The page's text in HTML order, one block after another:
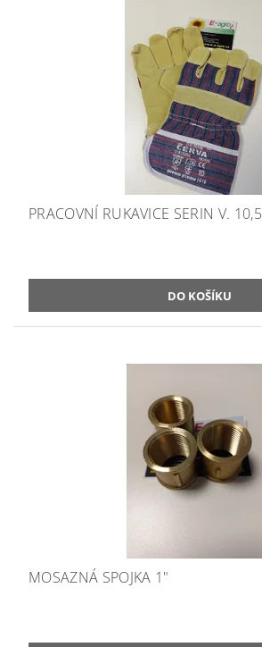
PRACOVNÍ RUKAVICE SERIN V. 10,5
MOSAZNÁ SPOJKA 1"